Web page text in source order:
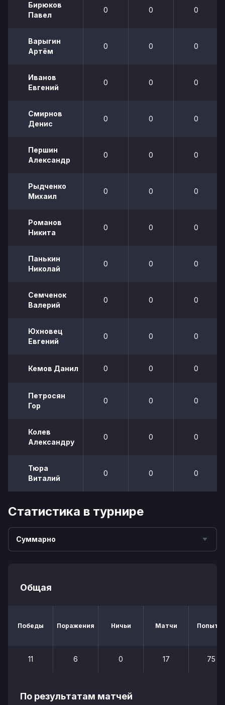
Бирюков
Павел
0 0 0
Варыгин
Артём
0 0 0
Иванов
Евгений
0 0 0
Смирнов
Денис
0 0 0
Першин
Александр
0 0 0
Рыдченко
Михаил
0 0 0
Романов
Никита
0 0 0
Панькин
Николай
0 0 0
Семченок
Валерий
0 0 0
Юхновец
Евгений
0 0 0
Кемов Данил 0 0 0
Петросян
Гор
0 0 0
Колев
Александру
0 0 0
Тюра
Виталий
0 0 0
Статистика в турнире
Суммарно
Общая
Победы Поражения Ничьи Матчи
11 6 0 17 75
По результатам матчей